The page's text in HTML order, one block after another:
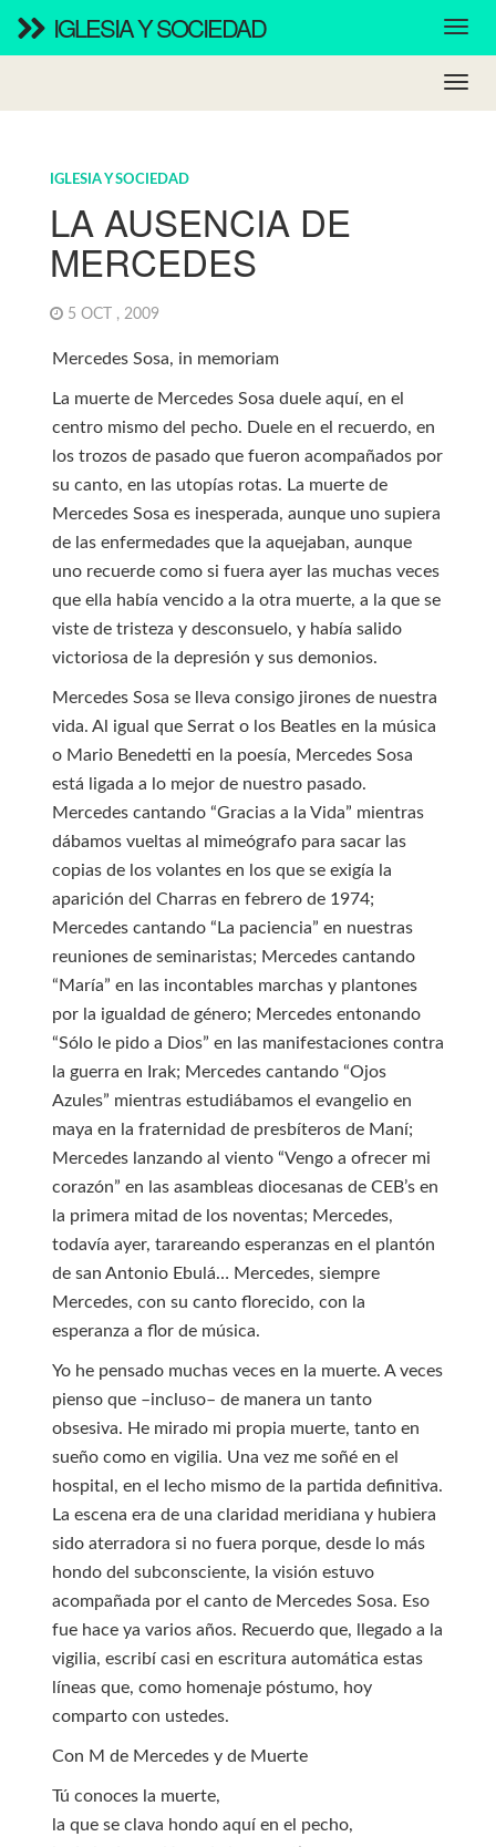
IGLESIA Y SOCIEDAD
IGLESIA Y SOCIEDAD
LA AUSENCIA DE
MERCEDES
5 OCT , 2009
Mercedes Sosa, in memoriam
La muerte de Mercedes Sosa duele aquí, en el
centro mismo del pecho. Duele en el recuerdo, en
los trozos de pasado que fueron acompañados por
su canto, en las utopías rotas. La muerte de
Mercedes Sosa es inesperada, aunque uno supiera
de las enfermedades que la aquejaban, aunque
uno recuerde como si fuera ayer las muchas veces
que ella había vencido a la otra muerte, a la que se
viste de tristeza y desconsuelo, y había salido
victoriosa de la depresión y sus demonios.
Mercedes Sosa se lleva consigo jirones de nuestra
vida. Al igual que Serrat o los Beatles en la música
o Mario Benedetti en la poesía, Mercedes Sosa
está ligada a lo mejor de nuestro pasado.
Mercedes cantando “Gracias a la Vida” mientras
dábamos vueltas al mimeógrafo para sacar las
copias de los volantes en los que se exigía la
aparición del Charras en febrero de 1974;
Mercedes cantando “La paciencia” en nuestras
reuniones de seminaristas; Mercedes cantando
“María” en las incontables marchas y plantones
por la igualdad de género; Mercedes entonando
“Sólo le pido a Dios” en las manifestaciones contra
la guerra en Irak; Mercedes cantando “Ojos
Azules” mientras estudiábamos el evangelio en
maya en la fraternidad de presbíteros de Maní;
Mercedes lanzando al viento “Vengo a ofrecer mi
corazón” en las asambleas diocesanas de CEB’s en
la primera mitad de los noventas; Mercedes,
todavía ayer, tarareando esperanzas en el plantón
de san Antonio Ebulá… Mercedes, siempre
Mercedes, con su canto florecido, con la
esperanza a flor de música.
Yo he pensado muchas veces en la muerte. A veces
pienso que –incluso– de manera un tanto
obsesiva. He mirado mi propia muerte, tanto en
sueño como en vigilia. Una vez me soñé en el
hospital, en el lecho mismo de la partida definitiva.
La escena era de una claridad meridiana y hubiera
sido aterradora si no fuera porque, desde lo más
hondo del subconsciente, la visión estuvo
acompañada por el canto de Mercedes Sosa. Eso
fue hace ya varios años. Recuerdo que, llegado a la
vigilia, escribí casi en escritura automática estas
líneas que, como homenaje póstumo, hoy
comparto con ustedes.
Con M de Mercedes y de Muerte
Tú conoces la muerte,
la que se clava hondo aquí en el pecho,